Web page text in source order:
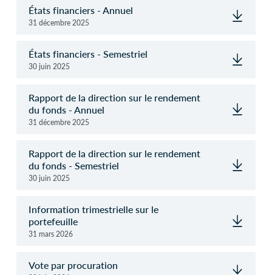
États financiers - Annuel
31 décembre 2025
États financiers - Semestriel
30 juin 2025
Rapport de la direction sur le rendement
du fonds - Annuel
31 décembre 2025
Rapport de la direction sur le rendement
du fonds - Semestriel
30 juin 2025
Information trimestrielle sur le
portefeuille
31 mars 2026
Vote par procuration